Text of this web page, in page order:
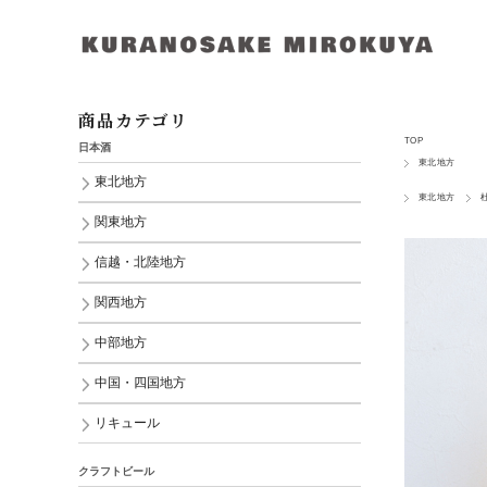
TOP
東北地方
東北地方
商品カテゴリ
日本酒
東北地方
関東地方
信越・北陸地方
関西地方
中部地方
中国・四国地方
リキュール
クラフトビール